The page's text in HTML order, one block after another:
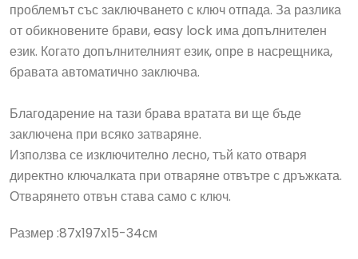
проблемът със заключването с ключ отпада. За разлика
от обикновените брави, easy lock има допълнителен
език. Когато допълнителният език, опре в насрещника,
бравата автоматично заключва.
Благодарение на тази брава вратата ви ще бъде
заключена при всяко затваряне.
Използва се изключително лесно, тъй като отваря
директно ключалката при отваряне отвътре с дръжката.
Отварянето отвън става само с ключ.
Размер :87x197x15-34см